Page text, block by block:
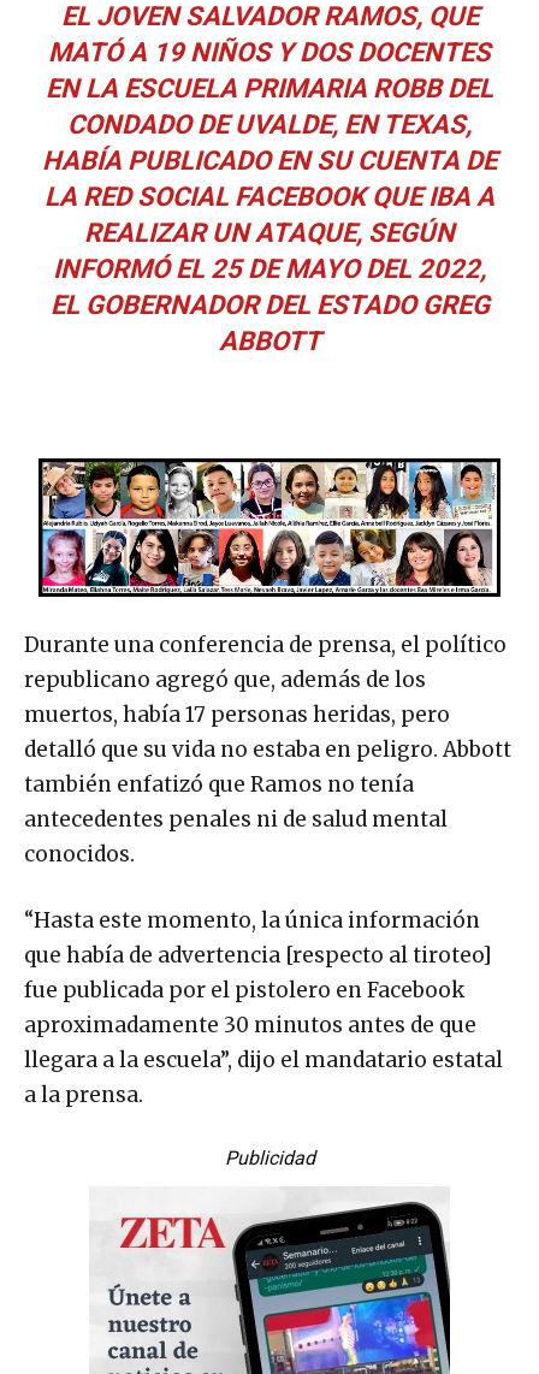
EL JOVEN SALVADOR RAMOS, QUE
MATÓ A 19 NIÑOS Y DOS DOCENTES
EN LA ESCUELA PRIMARIA ROBB DEL
CONDADO DE UVALDE, EN TEXAS,
HABÍA PUBLICADO EN SU CUENTA DE
LA RED SOCIAL FACEBOOK QUE IBA A
REALIZAR UN ATAQUE, SEGÚN
INFORMÓ EL 25 DE MAYO DEL 2022,
EL GOBERNADOR DEL ESTADO GREG
ABBOTT
Durante una conferencia de prensa, el político
republicano agregó que, además de los
muertos, había 17 personas heridas, pero
detalló que su vida no estaba en peligro. Abbott
también enfatizó que Ramos no tenía
antecedentes penales ni de salud mental
conocidos.
“Hasta este momento, la única información
que había de advertencia [respecto al tiroteo]
fue publicada por el pistolero en Facebook
aproximadamente 30 minutos antes de que
llegara a la escuela”, dijo el mandatario estatal
a la prensa.
Publicidad